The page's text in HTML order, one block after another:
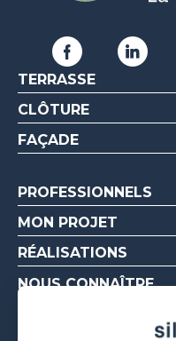
TERRASSE
CLÔTURE
FAÇADE
PROFESSIONNELS
MON PROJET
RÉALISATIONS
NOUS CONNAÎTRE